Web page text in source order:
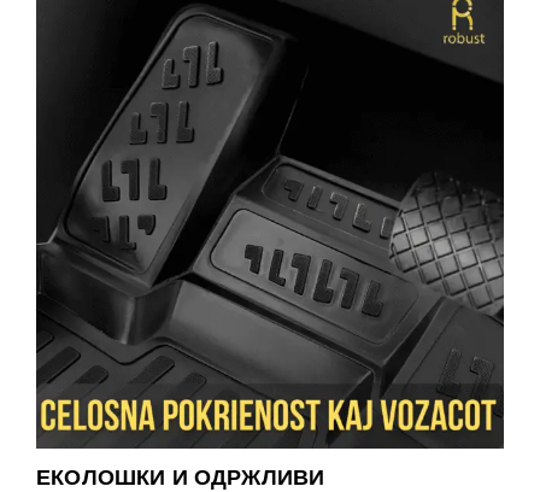
ЕКОЛОШКИ И ОДРЖЛИВИ